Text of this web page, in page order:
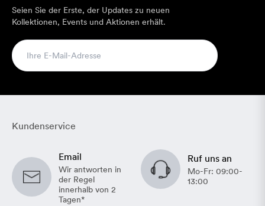
Seien Sie der Erste, der Updates zu neuen
Kollektionen, Events und Aktionen erhält.
Kundenservice
Email
Wir antworten in
der Regel
innerhalb von 2
Tagen*
Ruf uns an
Mo-Fr: 09:00-
13:00